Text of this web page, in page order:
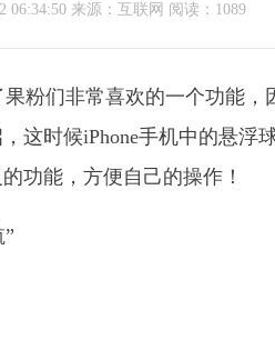
06:34:50 来源：互联网 阅读：1089
果粉们非常喜欢的一个功能，
这时候iPhone手机中的悬浮
功能，方便自己的操作！